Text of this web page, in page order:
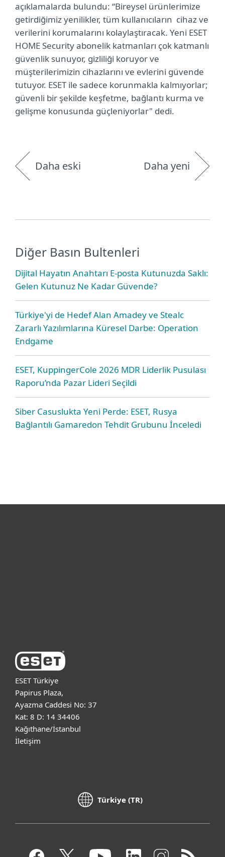
açıklamalarda bulundu: “Bireysel ürünlerimize
getirdiğimiz yenilikler, tüm kullanıcıların cihaz ve
verilerini korumalarını kolaylaştıracak. Yeni ESET
HOME Security abonelik katmanları çok katmanlı
güvenlik sunuyor, gizliliği koruyor ve
müşterilerimizin cihazlarını ve evlerini güvende
tutuyor. ESET ile sadece korunmakla kalmıyorlar;
güvenli bir şekilde keşfetme, bağlantı kurma ve
gelişme konusunda güçleniyorlar" dedi.
Daha eski Daha yeni
Diğer Basın Bultenleri
Dijital Hayatın Anahtarı E-posta Kutunuzda Saklı:
Gelen Kutunuz Ne Kadar Güvende?
Türkiye'yi de Hedef Alan Amadey ve Stealc
Zararlı Yazılımlarına Küresel Darbe: Operation
Endgame
ESET, KuppingerCole 2026 MDR Liderlik Pusulası
Raporu’nda Pazar Lideri Seçildi
Siber Casuslukta Yeni Perde: ESET, Rusya
Bağlantılı Gamaredon Tehdit Grubunu İnceledi
ESET Türkiye
Papirus Plaza,
Ayazma Caddesi No: 37
Kat: 8 D: 14 34406
Kağıthane/İstanbul
İletişim
Türkiye (TR)